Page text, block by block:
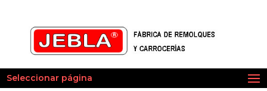
Seleccionar página